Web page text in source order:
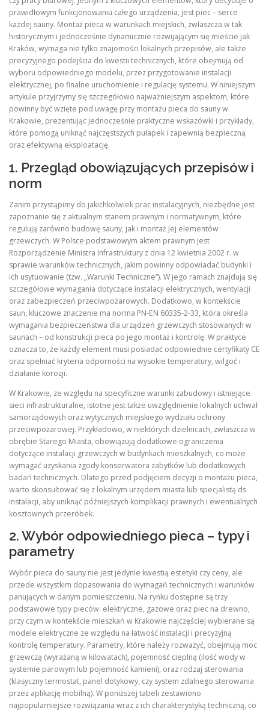
prawidłowym funkcjonowaniu całego urządzenia, jest piec – serce
każdej sauny. Montaż pieca w warunkach miejskich, zwłaszcza w tak
historycznym i jednocześnie dynamicznie rozwijającym się mieście jak
Kraków, wymaga nie tylko znajomości lokalnych przepisów, ale także
precyzyjnego podejścia do kwestii technicznych, które obejmują od
wyboru odpowiedniego modelu, przez przygotowanie instalacji
elektrycznej, po finalne uruchomienie i regulację systemu. W niniejszym
artykule przyjrzymy się szczegółowo najważniejszym aspektom, które
powinny być wzięte pod uwagę przy montażu pieca do sauny w
Krakowie, prezentując jednocześnie praktyczne wskazówki i przykłady,
które pomogą uniknąć najczęstszych pułapek i zapewnią bezpieczną
oraz efektywną eksploatację.
1. Przegląd obowiązujących przepisów i
norm
Zanim przystąpimy do jakichkolwiek prac instalacyjnych, niezbędne jest
zapoznanie się z aktualnym stanem prawnym i normatywnym, które
regulują zarówno budowę sauny, jak i montaż jej elementów
grzewczych. W Polsce podstawowym aktem prawnym jest
Rozporządzenie Ministra Infrastruktury z dnia 12 kwietnia 2002 r. w
sprawie warunków technicznych, jakim powinny odpowiadać budynki i
ich usytuowanie (tzw. „Warunki Techniczne”). W jego ramach znajdują się
szczegółowe wymagania dotyczące instalacji elektrycznych, wentylacji
oraz zabezpieczeń przeciwpożarowych. Dodatkowo, w kontekście
saun, kluczowe znaczenie ma norma PN‑EN 60335‑2‑33, która określa
wymagania bezpieczeństwa dla urządzeń grzewczych stosowanych w
saunach – od konstrukcji pieca po jego montaż i kontrolę. W praktyce
oznacza to, że każdy element musi posiadać odpowiednie certyfikaty CE
oraz spełniać kryteria odporności na wysokie temperatury, wilgoć i
działanie korozji.
W Krakowie, ze względu na specyficzne warunki zabudowy i istniejące
sieci infrastrukturalne, istotne jest także uwzględnienie lokalnych uchwał
samorządowych oraz wytycznych miejskiego wydziału ochrony
przeciwpożarowej. Przykładowo, w niektórych dzielnicach, zwłaszcza w
obrębie Starego Miasta, obowiązują dodatkowe ograniczenia
dotyczące instalacji grzewczych w budynkach mieszkalnych, co może
wymagać uzyskania zgody konserwatora zabytków lub dodatkowych
badań technicznych. Dlatego przed podjęciem decyzji o montażu pieca,
warto skonsultować się z lokalnym urzędem miasta lub specjalistą ds.
instalacji, aby uniknąć późniejszych komplikacji prawnych i ewentualnych
kosztownych przeróbek.
2. Wybór odpowiedniego pieca – typy i
parametry
Wybór pieca do sauny nie jest jedynie kwestią estetyki czy ceny, ale
przede wszystkim dopasowania do wymagań technicznych i warunków
panujących w danym pomieszczeniu. Na rynku dostępne są trzy
podstawowe typy pieców: elektryczne, gazowe oraz piec na drewno,
przy czym w kontekście mieszkań w Krakowie najczęściej wybierane są
modele elektryczne ze względu na łatwość instalacji i precyzyjną
kontrolę temperatury. Parametry, które należy rozważyć, obejmują moc
grzewczą (wyrażaną w kilowatach), pojemność cieplną (ilość wody w
systemie parowym lub pojemność kamieni), oraz rodzaj sterowania
(klasyczny termostat, panel dotykowy, czy system zdalnego sterowania
przez aplikację mobilną). W poniższej tabeli zestawiono
najpopularniejsze rozwiązania wraz z ich charakterystyką techniczną, co